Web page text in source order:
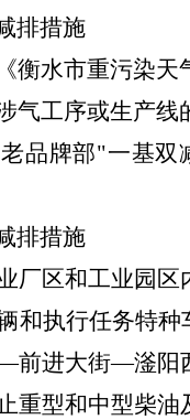
排措施
《衡水市重污染天
气工序或生产线
品牌部"一基双
排措施
厂区和工业园
和执行任务特种
前进大街—滏阳
重型和中型柴